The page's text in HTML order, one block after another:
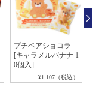
プチベアショコラ
[キャラメルバナナ 1
0個入]
¥1,107（税込）